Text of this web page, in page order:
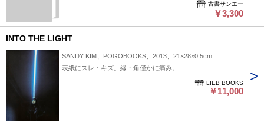
古書サンエー
￥3,300
INTO THE LIGHT
SANDY KIM、POGOBOOKS、2013、21×28×0.5cm
表紙にスレ・キズ。縁・角僅かに痛み。
LIEB BOOKS
￥11,000